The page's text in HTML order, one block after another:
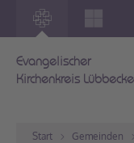
Evangelischer
Kirchenkreis Lübbecke
Start Gemeinden